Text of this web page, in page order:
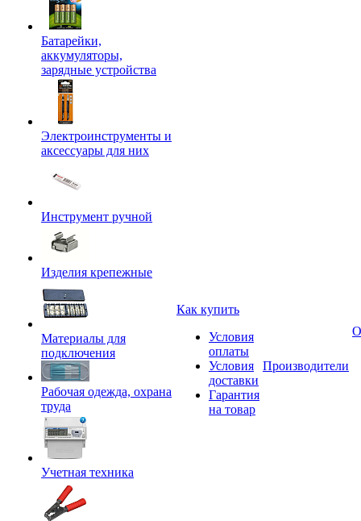
Батарейки,
аккумуляторы,
зарядные устройства
Электроинструменты и
аксессуары для них
Инструмент ручной
Изделия крепежные
Материалы для
подключения
Рабочая одежда, охрана
труда
Учетная техника
Как купить
Условия
оплаты
Условия
доставки
Гарантия
на товар
Производители